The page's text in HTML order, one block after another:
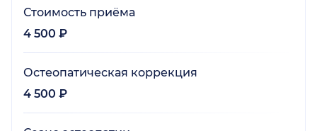
Стоимость приёма
4 500 ₽
Остеопатическая коррекция
4 500 ₽